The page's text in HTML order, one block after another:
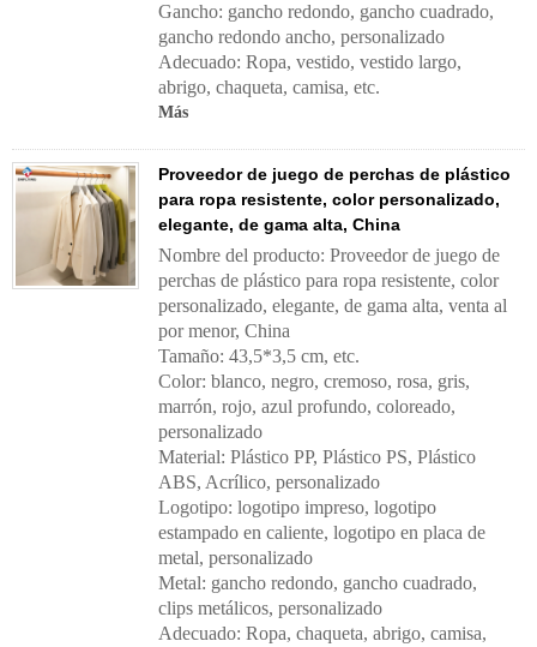
Gancho: gancho redondo, gancho cuadrado,
gancho redondo ancho, personalizado
Adecuado: Ropa, vestido, vestido largo,
abrigo, chaqueta, camisa, etc.
Más
Proveedor de juego de perchas de plástico
para ropa resistente, color personalizado,
elegante, de gama alta, China
Nombre del producto: Proveedor de juego de
perchas de plástico para ropa resistente, color
personalizado, elegante, de gama alta, venta al
por menor, China
Tamaño: 43,5*3,5 cm, etc.
Color: blanco, negro, cremoso, rosa, gris,
marrón, rojo, azul profundo, coloreado,
personalizado
Material: Plástico PP, Plástico PS, Plástico
ABS, Acrílico, personalizado
Logotipo: logotipo impreso, logotipo
estampado en caliente, logotipo en placa de
metal, personalizado
Metal: gancho redondo, gancho cuadrado,
clips metálicos, personalizado
Adecuado: Ropa, chaqueta, abrigo, camisa,